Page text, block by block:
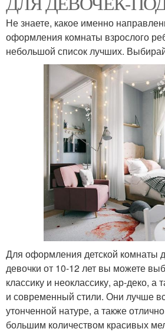
Не знаете, какое именно
оформления комнаты взрослого
небольшой список лучших.
Для оформления детской комнаты
девочки от 10-12 лет вы можете
классику и неоклассику, ар-деко, а
и современный стили. Они лучше
утонченной натуре, а также
большим количеством красивых